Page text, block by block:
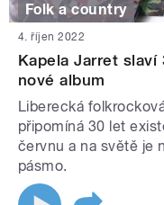
Folk a country
4. říjen 2022
Kapela Jarret
nové album
Liberecká
připomíná 30 let
červnu a na světě je
pásmo.